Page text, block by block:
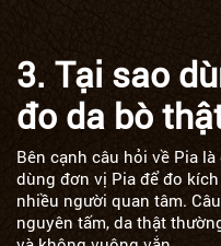
3. Tại sao
đo da bò
Bên cạnh câu hỏi về Pia
dùng đơn vị Pia để đo
nhiều người quan tâm.
nguyên tấm, da thật